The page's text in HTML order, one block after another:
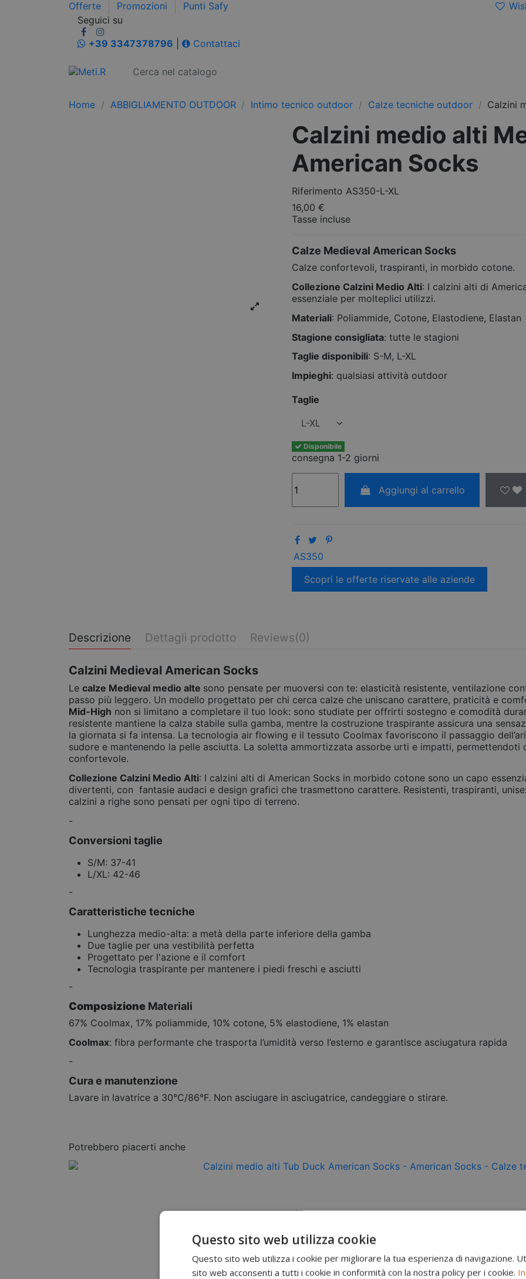
Offerte Promozioni Punti Safy
Seguici su
+39 3347378796
Contattaci
Home ABBIGLIAMENTO OUTDOOR Intimo tecnico outdoor Calze tecniche outdoor Calzini
Calzini medio alti
American Socks
Riferimento AS350-L-XL
16,00 €
Tasse incluse
Calze Medieval American Socks
Calze confortevoli, traspiranti, in morbido cotone.
Collezione Calzini Medio Alti: I calzini alti di
essenziale per molteplici utilizzi.
Materiali: Poliammide, Cotone, Elastodiene, Elastan
Stagione consigliata: tutte le stagioni
Taglie disponibili: S-M, L-XL
Impieghi: qualsiasi attività outdoor
Taglie
Disponibile
consegna 1-2 giorni
Aggiungi al carrello
AS350
Scopri le offerte riservate alle aziende
Descrizione Dettagli prodotto Reviews(0)
Calzini Medieval American Socks
Le calze Medieval medio alte sono pensate per muoversi con te: elasticità resistente, ventilazione
passo più leggero. Un modello progettato per chi cerca calze che uniscano carattere, praticità e
Mid-High non si limitano a completare il tuo look: sono studiate per offrirti sostegno e comodità
resistente mantiene la calza stabile sulla gamba, mentre la costruzione traspirante assicura una
la giornata si fa intensa. La tecnologia air flowing e il tessuto Coolmax favoriscono il passaggio
sudore e mantenendo la pelle asciutta. La soletta ammortizzata assorbe urti e impatti,
confortevole.
Collezione Calzini Medio Alti: I calzini alti di American Socks in morbido cotone sono un capo
divertenti, con fantasie audaci e design grafici che trasmettono carattere. Resistenti, traspiranti,
calzini a righe sono pensati per ogni tipo di terreno.
-
Conversioni taglie
S/M: 37-41
L/XL: 42-46
-
Caratteristiche tecniche
Lunghezza medio-alta: a metà della parte inferiore della gamba
Due taglie per una vestibilità perfetta
Progettato per l'azione e il comfort
Tecnologia traspirante per mantenere i piedi freschi e asciutti
-
Composizione Materiali
67% Coolmax, 17% poliammide, 10% cotone, 5% elastodiene, 1% elastan
Coolmax: fibra performante che trasporta l’umidità verso l’esterno e garantisce asciugatura rapida
-
Cura e manutenzione
Lavare in lavatrice a 30°C/86°F. Non asciugare in asciugatrice, candeggiare o stirare.
Potrebbero piacerti anche
Questo sito web utilizza cookie
Questo sito web utilizza i cookie per migliorare la tua esperienza di navigazione.
sito web acconsenti a tutti i cookie in conformità con la nostra policy per i cookie.